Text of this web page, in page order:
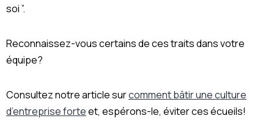
soi ”.
Reconnaissez-vous certains de ces traits dans votre
équipe?
Consultez notre article surcomment bâtir une culture
d’entreprise forteet, espérons-le, éviter ces écueils!